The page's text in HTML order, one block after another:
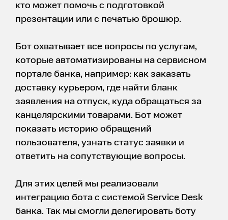
кто может помочь с подготовкой
презентации или с печатью брошюр.
Бот охватывает все вопросы по услугам,
которые автоматизированы на сервисном
портале банка, например: как заказать
доставку курьером, где найти бланк
заявления на отпуск, куда обращаться за
канцелярскими товарами. Бот может
показать историю обращений
пользователя, узнать статус заявки и
ответить на сопутствующие вопросы.
Для этих целей мы реализовали
интеграцию бота с системой Service Desk
банка. Так мы смогли делегировать боту